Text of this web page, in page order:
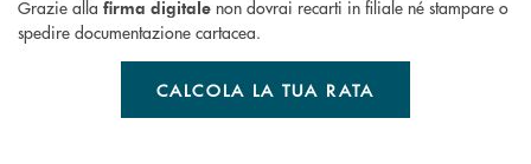
Grazie alla firma digitale non dovrai recarti in filiale né stampare o
spedire documentazione cartacea.
CALCOLA LA TUA RATA